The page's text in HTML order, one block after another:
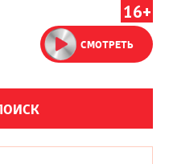
16+
СМОТРЕТЬ